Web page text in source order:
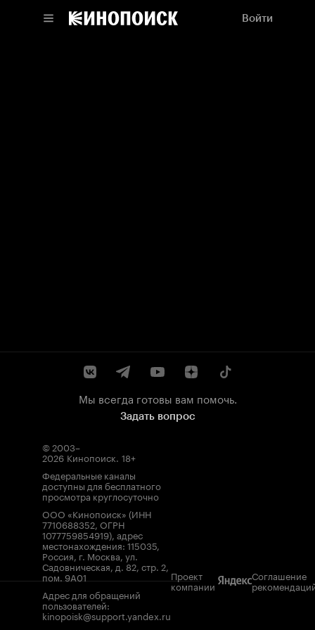
Войти
Мы всегда готовы вам помочь.
Задать вопрос
© 2003–
2026 Кинопоиск. 18+
Федеральные каналы
доступны для бесплатного
просмотра круглосуточно
ООО «Кинопоиск» (ИНН
7710688352, ОГРН
1077759854919), адрес
местонахождения: 115035,
Россия, г. Москва, ул.
Садовническая, д. 82, стр. 2,
пом. 9А01
Адрес для обращений
пользователей:
kinopoisk@support.yandex.ru
Проект
компании
Соглашение